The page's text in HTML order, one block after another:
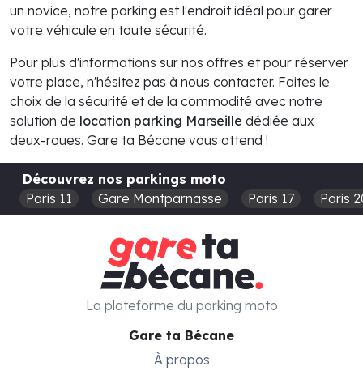
un novice, notre parking est l'endroit idéal pour garer
votre véhicule en toute sécurité.
Pour plus d'informations sur nos offres et pour réserver
votre place, n'hésitez pas à nous contacter. Faites le
choix de la sécurité et de la commodité avec notre
solution de location parking Marseille dédiée aux
deux-roues. Gare ta Bécane vous attend !
Découvrez nos parkings moto
Paris 11
Gare Montparnasse Paris 17 Paris
Gare ta Bécane
À propos
La plateforme du parking moto